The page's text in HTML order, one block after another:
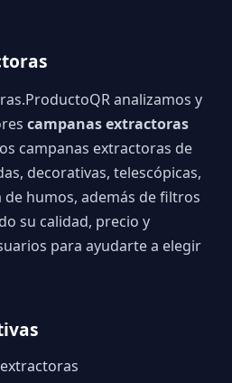
analizamos y
campanas extractoras
campanas extractoras de
decorativas, telescópicas,
de humos, además de filtros
su calidad, precio y
para ayudarte a elegir